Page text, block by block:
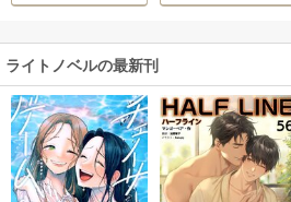
ライトノベルの最新刊